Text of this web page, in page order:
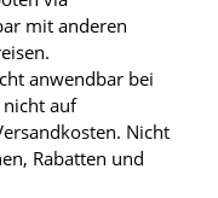
mit anderen
anwendbar bei
nicht auf
Nicht
Rabatten und